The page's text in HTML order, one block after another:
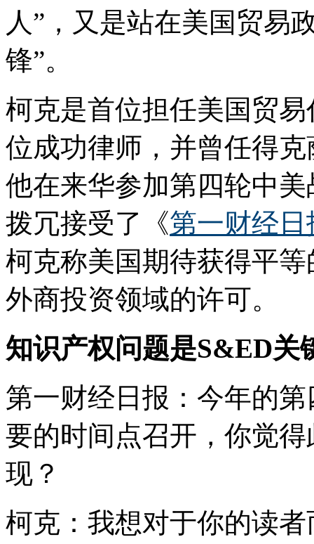
人”，又是站在美国贸易
锋”。
柯克是首位担任美国贸
位成功律师，并曾任得
他在来华参加第四轮中
拨冗接受了《第一财经日
柯克称美国期待获得平
外商投资领域的许可。
知识产权问题是S&ED关
第一财经日报：今年的
要的时间点召开，你觉
现？
柯克：我想对于你的读